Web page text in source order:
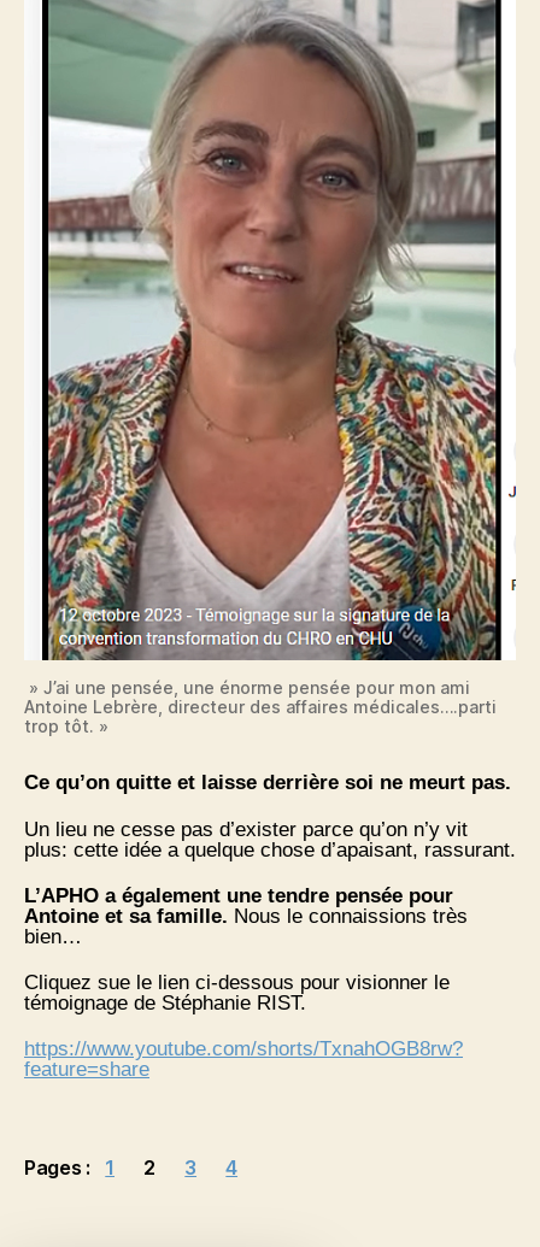
» J’ai une pensée, une énorme pensée pour mon ami
Antoine Lebrère, directeur des affaires médicales….parti
trop tôt. »
Ce qu’on quitte et laisse derrière soi ne meurt pas.
Un lieu ne cesse pas d’exister parce qu’on n’y vit
plus: cette idée a quelque chose d’apaisant, rassurant.
L’APHO a également une tendre pensée pour
Antoine et sa famille. Nous le connaissions très
bien…
Cliquez sue le lien ci-dessous pour visionner le
témoignage de Stéphanie RIST.
https://www.youtube.com/shorts/TxnahOGB8rw?
feature=share
Pages : 1 2 3 4